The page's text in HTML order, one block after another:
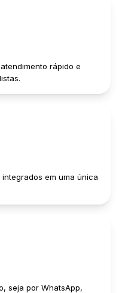
rápido e
em uma única
seja por WhatsApp,